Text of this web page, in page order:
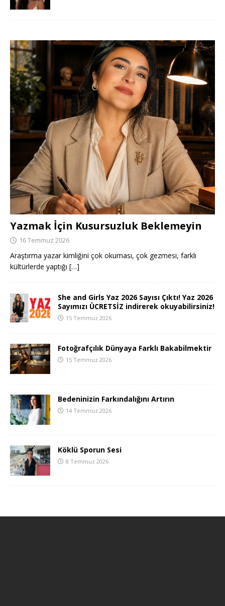
Yazmak İçin Kusursuzluk Beklemeyin
16 Temmuz 2026
Araştırma yazar kimliğini çok okuması, çok gezmesi, farklı
kültürlerde yaptığı […]
She and Girls Yaz 2026 Sayısı Çıktı! Yaz 2026
Sayımızı ÜCRETSİZ indirerek okuyabilirsiniz!
15 Temmuz 2026
Fotoğrafçılık Dünyaya Farklı Bakabilmektir
15 Temmuz 2026
Bedeninizin Farkındalığını Artırın
14 Temmuz 2026
Köklü Sporun Sesi
8 Temmuz 2026